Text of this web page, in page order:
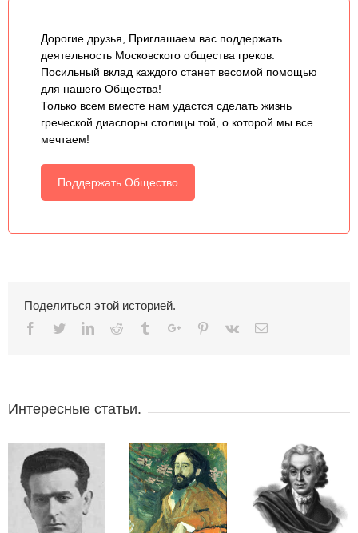
Дорогие друзья, Приглашаем вас поддержать
деятельность Московского общества греков.
Посильный вклад каждого станет весомой помощью
для нашего Общества!
Только всем вместе нам удастся сделать жизнь
греческой диаспоры столицы той, о которой мы все
мечтаем!
Поддержать Общество
Поделиться этой историей.
Facebook
TwitterLinkedinReddit TumblrGoogle+Pinterest
Vk Email
Интересные статьи.